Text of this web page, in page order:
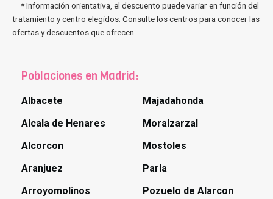
* Información orientativa, el descuento puede variar en función del
tratamiento y centro elegidos. Consulte los centros para conocer las
ofertas y descuentos que ofrecen.
Poblaciones en Madrid:
Albacete
Alcala de Henares
Alcorcon
Aranjuez
Arroyomolinos
Majadahonda
Moralzarzal
Mostoles
Parla
Pozuelo de Alarcon